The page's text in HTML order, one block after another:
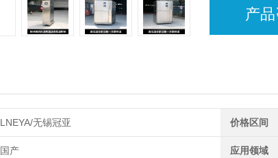
产
LNEYA/无锡冠亚 价格区间
国产 应用领域